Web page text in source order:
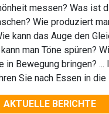
messen? Was ist
Wie produziert
kann das Auge den
man Töne spüren?
in Bewegung bringen?
Sie nach Essen in die
AKTUELLE BERICHTE